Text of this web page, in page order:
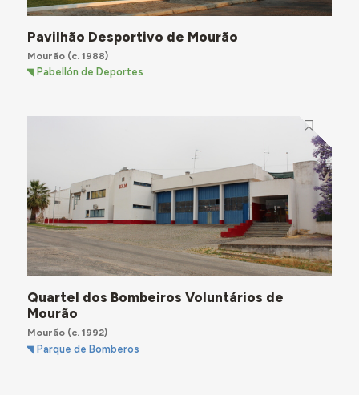
Pavilhão Desportivo de Mourão
Mourão(c. 1988)
Pabellón de Deportes
Quartel dos Bombeiros Voluntários de
Mourão
Mourão(c. 1992)
Parque de Bomberos